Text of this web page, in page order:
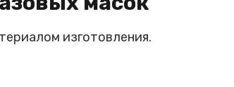
изготовления.